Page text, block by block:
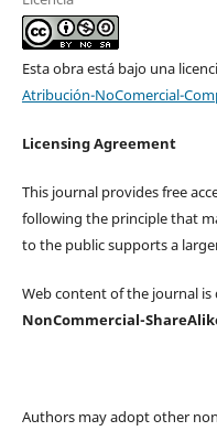
Esta obra está bajo una
Atribución-NoComercial-
Licensing Agreement
This journal provides free
following the principle that
to the public supports a
Web content of the journal
NonCommercial-
Authors may adopt other